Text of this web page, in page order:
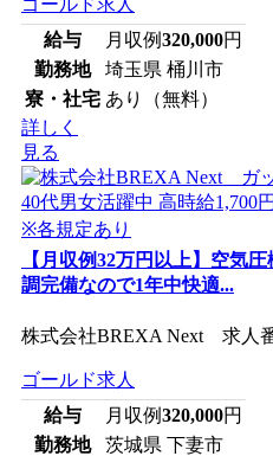
ゴールド求人
給与
月収例320,000円
勤務地
埼玉県 桶川市
寮・社宅 あり（無料）
詳しく
見る
【月収例32万円以上】空気
調完備なので1年中快適...
株式会社BREXA Next 求人
ゴールド求人
給与
月収例320,000円
勤務地
茨城県 下妻市